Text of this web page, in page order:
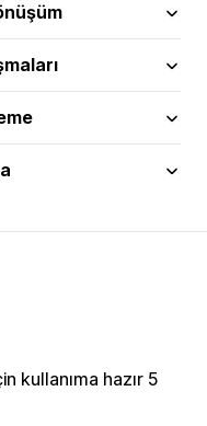
kullanıma hazır 5